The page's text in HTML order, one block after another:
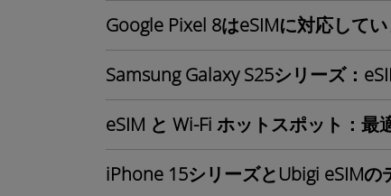
Google Pixel 8はeSIMに対応して
Samsung Galaxy S25シリーズ：
eSIM と Wi-Fi ホットスポット：最
iPhone 15シリーズとUbigi eSIMの